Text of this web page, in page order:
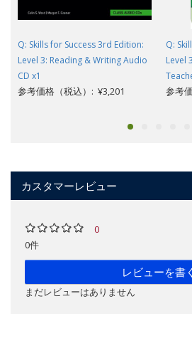
Q: Skills for Success 3rd Edition:
Level 3: Reading & Writing Audio
CD x1
参考価格（税込）: ¥3,201
Q:
Level
参考
カスタマーレビュー
0
0件
レビューを書く
まだレビューはありません